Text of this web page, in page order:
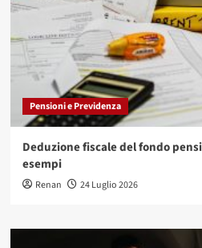
Pensioni e Previdenza
Deduzione fiscale del fondo
esempi
Renan 24 Luglio 2026